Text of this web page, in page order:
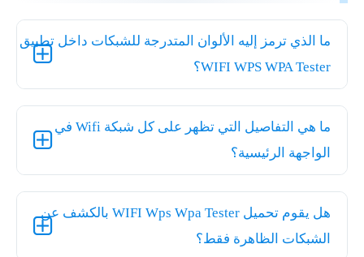
ما الذي ترمز إليه الألوان المتدرجة للشبكات داخل تطبيق
WIFI WPS WPA Tester؟
ما هي التفاصيل التي تظهر على كل شبكة Wifi في
الواجهة الرئيسية؟
هل يقوم تحميل WIFI Wps Wpa Tester بالكشف عن
الشبكات الظاهرة فقط؟